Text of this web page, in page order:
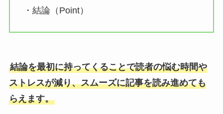
・結論（Point）
結論を最初に持ってくることで読者の悩む時間や
ストレスが減り、スムーズに記事を読み進めても
らえます。